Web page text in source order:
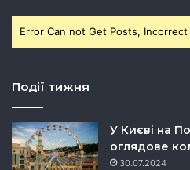
Error Can not Get Posts,
Події тижня
У Києві на
оглядове
30.07.2024